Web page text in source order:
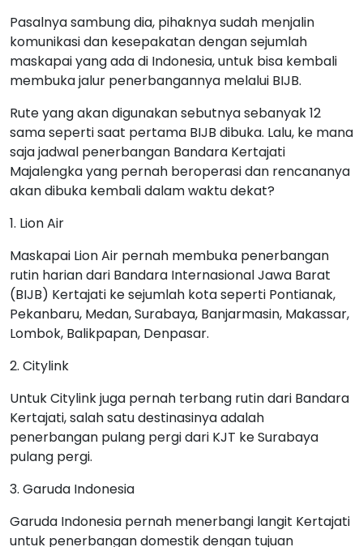
Pasalnya sambung dia, pihaknya sudah menjalin
komunikasi dan kesepakatan dengan sejumlah
maskapai yang ada di Indonesia, untuk bisa kembali
membuka jalur penerbangannya melalui BIJB.
Rute yang akan digunakan sebutnya sebanyak 12
sama seperti saat pertama BIJB dibuka. Lalu, ke mana
saja jadwal penerbangan Bandara Kertajati
Majalengka yang pernah beroperasi dan rencananya
akan dibuka kembali dalam waktu dekat?
1. Lion Air
Maskapai Lion Air pernah membuka penerbangan
rutin harian dari Bandara Internasional Jawa Barat
(BIJB) Kertajati ke sejumlah kota seperti Pontianak,
Pekanbaru, Medan, Surabaya, Banjarmasin, Makassar,
Lombok, Balikpapan, Denpasar.
2. Citylink
Untuk Citylink juga pernah terbang rutin dari Bandara
Kertajati, salah satu destinasinya adalah
penerbangan pulang pergi dari KJT ke Surabaya
pulang pergi.
3. Garuda Indonesia
Garuda Indonesia pernah menerbangi langit Kertajati
untuk penerbangan domestik dengan tujuan